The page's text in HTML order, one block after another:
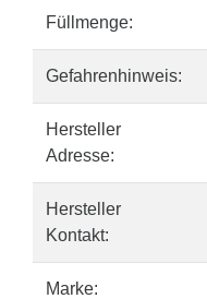
Füllmenge:
Gefahrenhinweis:
Hersteller
Adresse:
Hersteller
Kontakt:
Marke: